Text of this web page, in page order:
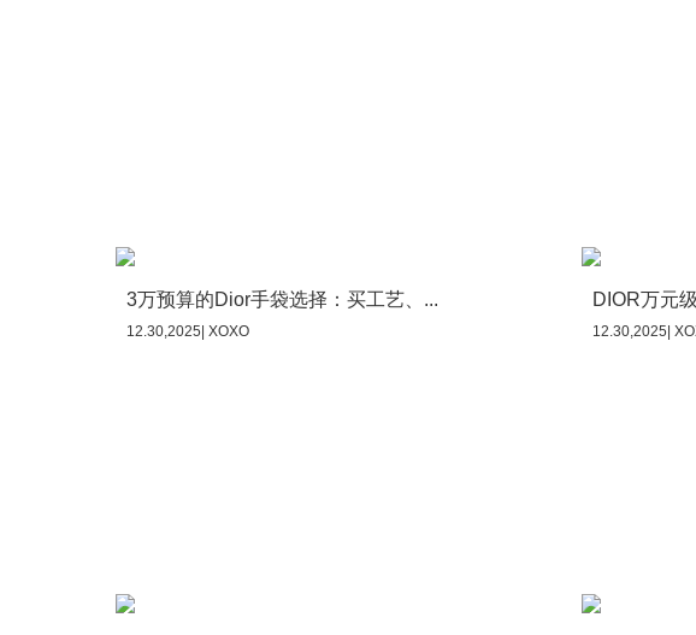
3万预算的Dior手袋选择：买工艺、...
12.30,2025| XOXO
DIOR万元
12.30,2025|